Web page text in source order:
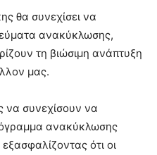
θα συνεχίσει να
ανακύκλωσης,
τη βιώσιμη ανάπτυξη
μας.
να συνεχίσουν να
ανακύκλωσης
ότι οι